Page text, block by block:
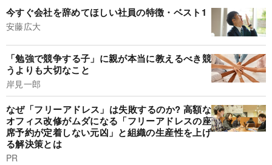
今すぐ会社を辞めてほしい社員の特徴・ベスト1
安藤広大
「勉強で競争する子」に親が本当に教えるべき競
うよりも大切なこと
岸見一郎
なぜ「フリーアドレス」は失敗するのか? 高額な
オフィス改修がムダになる「フリーアドレスの座
席予約が定着しない元凶」と組織の生産性を上げ
る解決策とは
PR